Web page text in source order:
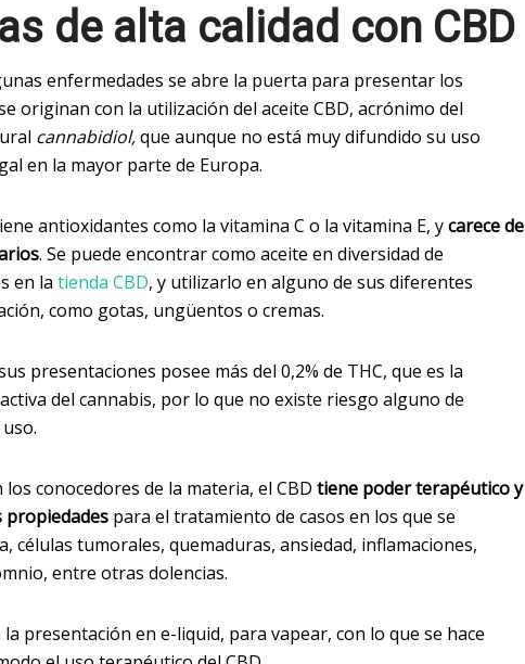
de alta calidad con CBD
enfermedades se abre la puerta para presentar los
originan con la utilización del aceite CBD, acrónimo del
cannabidiol,que aunque no está muy difundido su uso
en la mayor parte de Europa.
antioxidantes como la vitamina C o la vitamina E, ycarece de
. Se puede encontrar como aceite en diversidad de
en la tienda CBD, y utilizarlo en alguno de sus diferentes
como gotas, ungüentos o cremas.
presentaciones posee más del 0,2% de THC, que es la
del cannabis, por lo que no existe riesgo alguno de
los conocedores de la materia, el CBD tiene poder terapéutico y
para el tratamiento de casos en los que se
células tumorales, quemaduras, ansiedad, inflamaciones,
entre otras dolencias.
presentación en e-liquid, para vapear, con lo que se hace